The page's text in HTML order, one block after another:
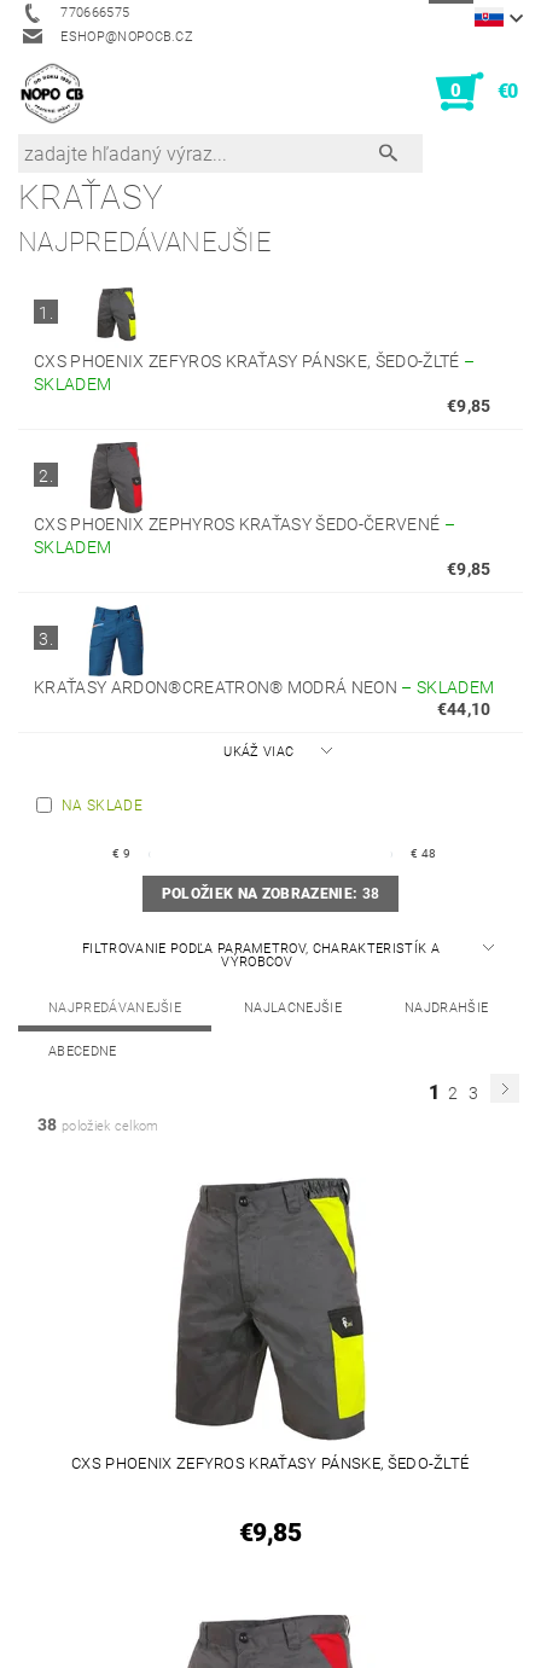
770666575
ESHOP@NOPOCB.CZ
0 €0
KRAŤASY
NAJPREDÁVANEJŠIE
1.
CXS PHOENIX ZEFYROS KRAŤASY PÁNSKE, ŠEDO-ŽLTÉ –
SKLADEM
€9,85
2.
CXS PHOENIX ZEPHYROS KRAŤASY ŠEDO-ČERVENÉ –
SKLADEM
€9,85
3.
KRAŤASY ARDON®CREATRON® MODRÁ NEON – SKLADEM
€44,10
UKÁŽ VIAC
NA SKLADE
€ 9 € 48
POLOŽIEK NA ZOBRAZENIE: 38
FILTROVANIE PODĽA PARAMETROV, CHARAKTERISTÍK A
VÝROBCOV
NAJPREDÁVANEJŠIE NAJLACNEJŠIE NAJDRAHŠIE
ABECEDNE
1 2
3
38 položiek celkom
CXS PHOENIX ZEFYROS KRAŤASY PÁNSKE, ŠEDO-ŽLTÉ
€9,85